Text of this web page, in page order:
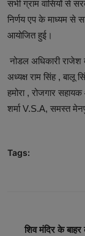
सभी ग्राम वासियों से
निर्णय एप के माध्यम से
आयोजित हुई।
नोडल अधिकारी
अध्यक्ष राम सिंह , बालू
हमोरा , रोजगार
शर्मा V.S.A, समस्त
Tags:
शिव मंदिर के